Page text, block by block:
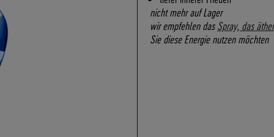
nicht mehr auf Lager
wir empfehlen dasSpray, das
Sie diese Energie nutzen möchten